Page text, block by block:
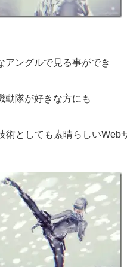
アングルで見る事ができ
動隊が好きな方にも
術としても素晴らしいWeb